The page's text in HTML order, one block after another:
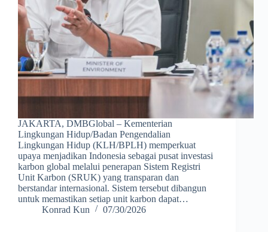
JAKARTA, DMBGlobal – Kementerian
Lingkungan Hidup/Badan Pengendalian
Lingkungan Hidup (KLH/BPLH) memperkuat
upaya menjadikan Indonesia sebagai pusat investasi
karbon global melalui penerapan Sistem Registri
Unit Karbon (SRUK) yang transparan dan
berstandar internasional. Sistem tersebut dibangun
untuk memastikan setiap unit karbon dapat…
Konrad Kun
07/30/2026